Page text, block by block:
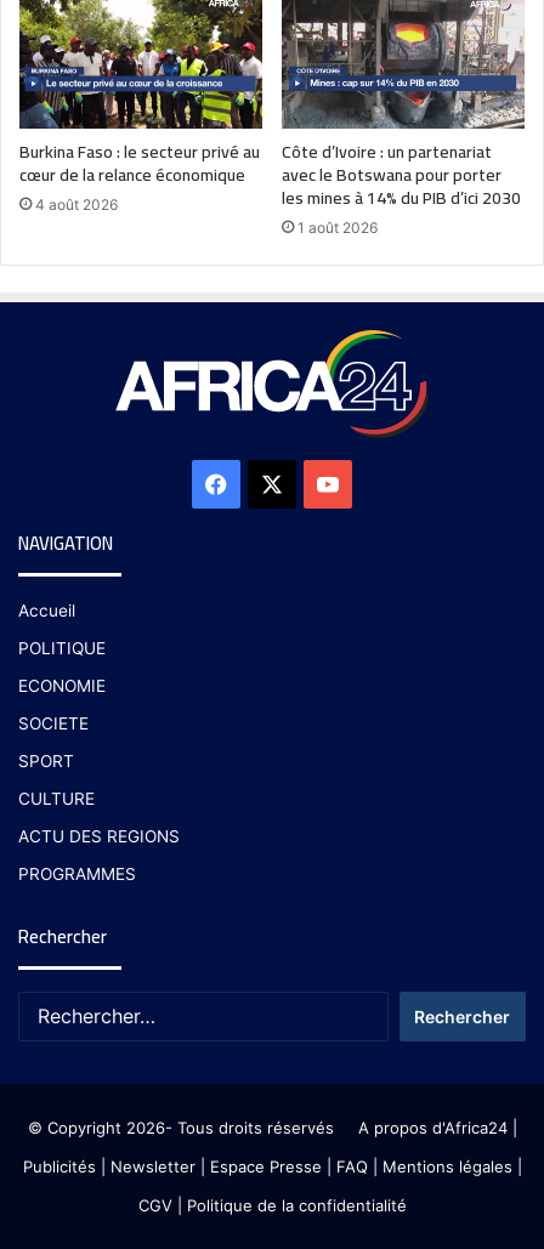
Burkina Faso : le secteur privé au
cœur de la relance économique
4 août 2026
Côte d’Ivoire : un partenariat
avec le Botswana pour porter
les mines à 14% du PIB d’ici 2030
1 août 2026
NAVIGATION
Accueil
POLITIQUE
ECONOMIE
SOCIETE
SPORT
CULTURE
ACTU DES REGIONS
PROGRAMMES
Rechercher
© Copyright 2026- Tous droits réservés A propos d'Africa24|
Publicités
Newsletter| Espace Presse | FAQ | Mentions légales
CGV| Politique de la confidentialité